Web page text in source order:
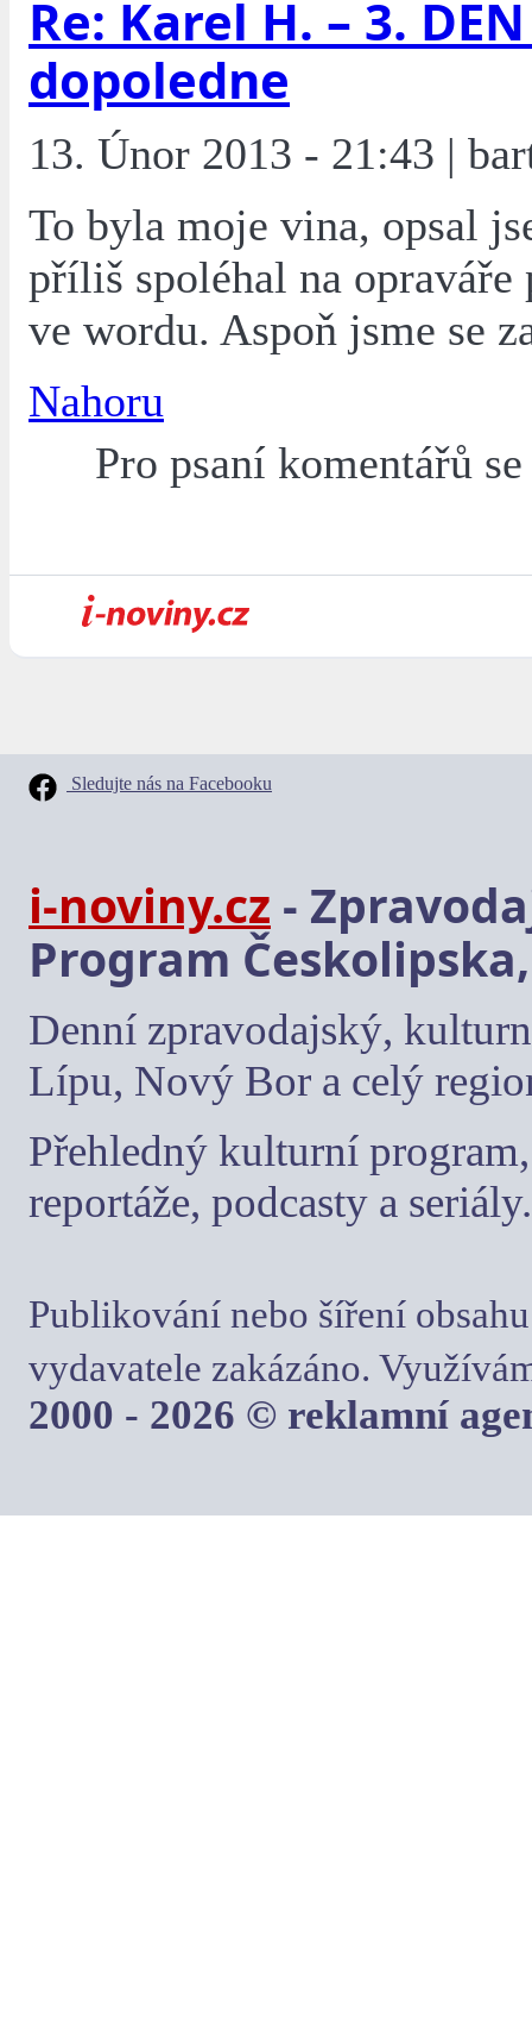
Re: Karel H. – 3.
dopoledne
13. Únor 2013 - 21:43 |
To byla moje vina, opsal
příliš spoléhal na opraváře
ve wordu. Aspoň jsme se
Nahoru
Pro psaní komentářů
Sledujte nás na Facebooku
i-noviny.cz -
Program
Denní zpravodajský,
Lípu, Nový Bor a celý
Přehledný kulturní
reportáže, podcasty a seriály.
Publikování nebo šíření
vydavatele zakázáno.
2000 - 2026 © reklamní